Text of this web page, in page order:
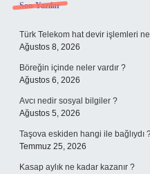
Sidebar
Son Yazılar
Türk Telekom hat devir işlemleri
Ağustos 8, 2026
Böreğin içinde neler vardır ?
Ağustos 6, 2026
Avcı nedir sosyal bilgiler ?
Ağustos 5, 2026
Taşova eskiden hangi ile bağlıydı
Temmuz 25, 2026
Kasap aylık ne kadar kazanır ?